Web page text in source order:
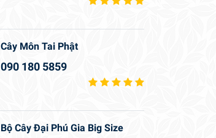
Cây Môn Tai Phật
090 180 5859
Bộ Cây Đại Phú Gia Big Size